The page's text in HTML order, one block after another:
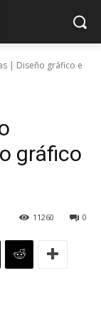
| Diseño gráfico e
gráfico
0
11260